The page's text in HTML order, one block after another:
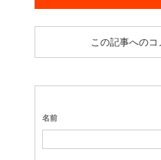
この記事へのコ
名前